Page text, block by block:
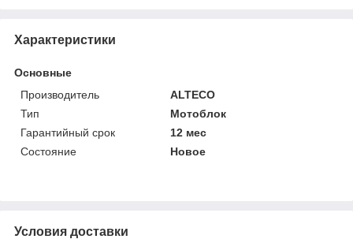
Характеристики
Основные
Производитель
ALTECO
Тип
Мотоблок
Гарантийный срок
12 мес
Состояние
Новое
Условия доставки